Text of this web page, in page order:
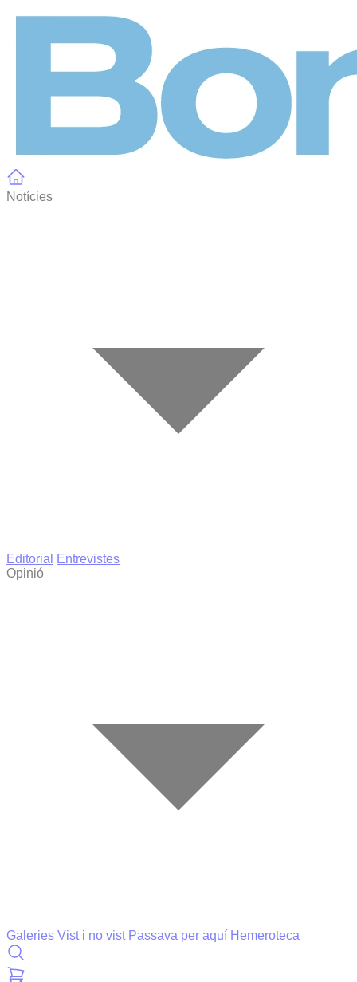
Notícies
Editorial
Entrevistes
Opinió
Galeries Vist i no vist Passava per aquí Hemeroteca